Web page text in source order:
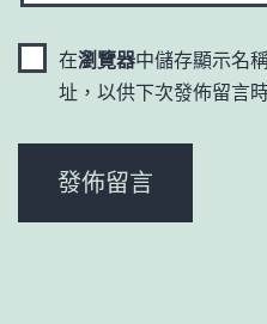
在瀏覽器中儲存顯示名
址，以供下次發佈留言